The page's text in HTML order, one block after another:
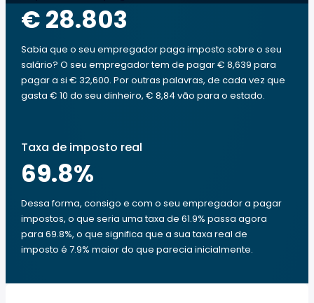
€ 28.803
Sabia que o seu empregador paga imposto sobre o seu
salário? O seu empregador tem de pagar € 8,639 para
pagar a si € 32,600. Por outras palavras, de cada vez que
gasta € 10 do seu dinheiro, € 8,84 vão para o estado.
Taxa de imposto real
69.8%
Dessa forma, consigo e com o seu empregador a pagar
impostos, o que seria uma taxa de 61.9% passa agora
para 69.8%, o que significa que a sua taxa real de
imposto é 7.9% maior do que parecia inicialmente.